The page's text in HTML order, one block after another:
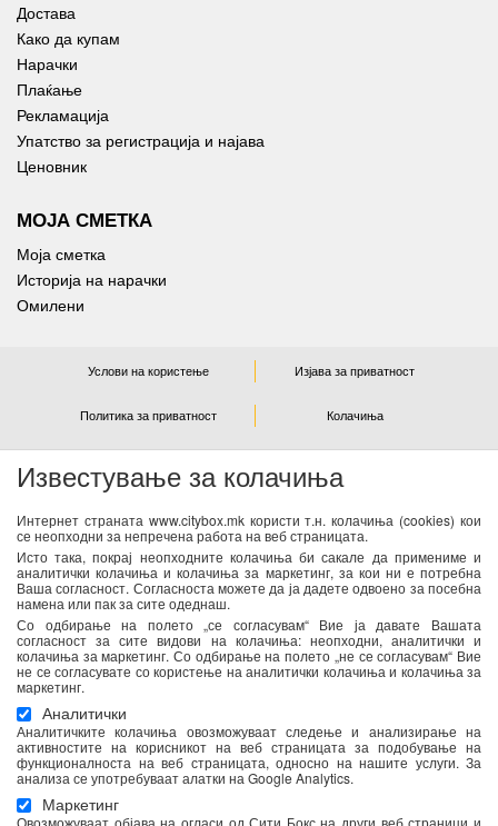
Известување за колачиња
Интернет страната www.citybox.mk користи т.н. колачиња (cookies) кои
се неопходни за непречена работа на веб страницата.
Исто така, покрај неопходните колачиња би сакале да примениме и
аналитички колачиња и колачиња за маркетинг, за кои ни е потребна
Ваша согласност. Согласноста можете да ја дадете одвоено за посебна
намена или пак за сите одеднаш.
Со одбирање на полето „се согласувам“ Вие ја давате Вашата
согласност за сите видови на колачиња: неопходни, аналитички и
колачиња за маркетинг. Со одбирање на полето „не се согласувам“ Вие
не се согласувате со користење на аналитички колачиња и колачиња за
маркетинг.
Аналитички
Аналитичките колачиња овозможуваат следење и анализирање на
активностите на корисникот на веб страницата за подобување на
функционалноста на веб страницата, односно на нашите услуги. За
анализа се употребуваат алатки на Google Analytics.
Маркетинг
Овозможуваат објава на огласи од Сити Бокс на други веб страници и
Достава
Како да купам
Нарачки
Плаќање
Рекламација
Упатство за регистрација и најава
Ценовник
МОЈА СМЕТКА
Моја сметка
Историја на нарачки
Омилени
Услови на користење Изјава за приватност
Политика за приватност Колачиња
NEWSLETTER
Се согласувам дека Спорт М ги користи моите лични
податоци од оваа форма за директен маркетинг
(информирање за новости и специјални понуди) преку е-
пошта. Податоците ќе бидат обработени во согласност со
важечките закони со кои се регулира заштитата на личните
податоци. Можете да ја повлечете Вашата согласност во
секое време. Повеќе информации се достапни тука